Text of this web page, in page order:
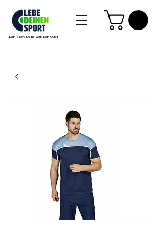
Dein Sport, Deine Zeit, Dein Outfit